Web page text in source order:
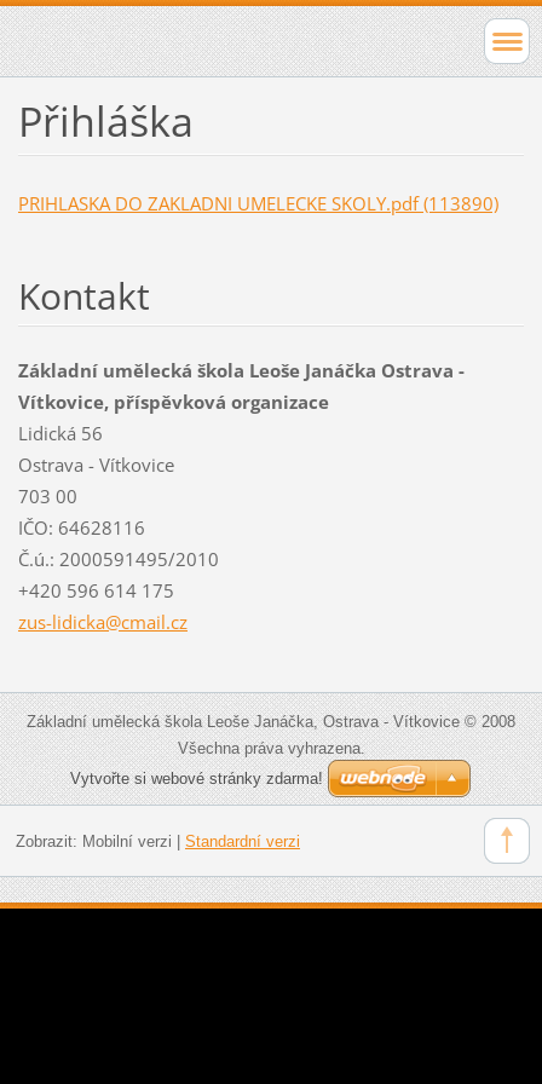
Přihláška
PRIHLASKA DO ZAKLADNI UMELECKE SKOLY.pdf (113890)
Kontakt
Základní umělecká škola Leoše Janáčka Ostrava -
Vítkovice, příspěvková organizace
Lidická 56
Ostrava - Vítkovice
703 00
IČO: 64628116
Č.ú.: 2000591495/2010
+420 596 614 175
zus-lidicka@cmail.cz
Základní umělecká škola Leoše Janáčka, Ostrava - Vítkovice © 2008
Všechna práva vyhrazena.
Vytvořte si webové stránky zdarma!
Zobrazit: Mobilní verzi Standardní verzi